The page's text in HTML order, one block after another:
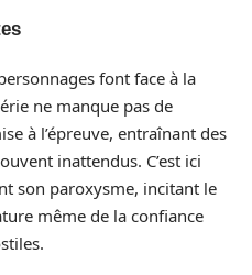
font face à la
ne manque pas de
à l’épreuve, entraînant des
inattendus. C’est ici
son paroxysme, incitant le
même de la confiance